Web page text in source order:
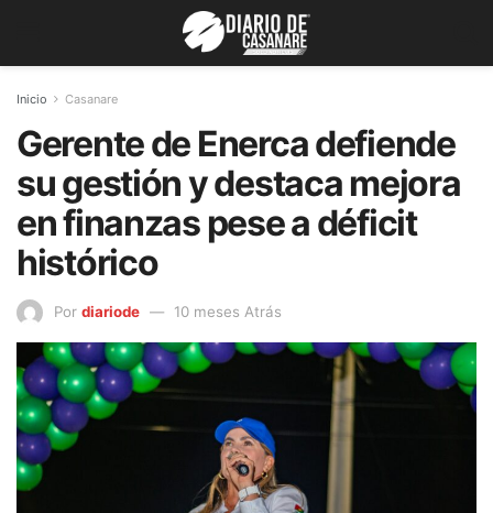
Inicio Casanare
Gerente de Enerca defiende
su gestión y destaca mejora
en finanzas pese a déficit
histórico
Por diariode 10 meses Atrás